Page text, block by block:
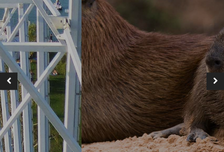
langsam, sodass Sie die Umgebung 360°
können, während Sie an einem Tisch sitzen.
MEHR ERFAHREN